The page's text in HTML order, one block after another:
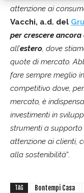
attenzione ai
Vacchi, a.d. del
per crescere ancora
all’estero, dove
quote di mercato.
fare sempre meglio
competitivo dove,
mercato, è
investimenti in
strumenti a
attenzione ai clienti,
alla sostenibilità”.
TAG Bontempi Casa